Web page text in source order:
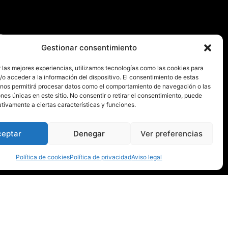
Gestionar consentimiento
las mejores experiencias, utilizamos tecnologías como las cookies para
o acceder a la información del dispositivo. El consentimiento de estas
permitirá procesar datos como el comportamiento de navegación o las
únicas en este sitio. No consentir o retirar el consentimiento, puede
a ciertas características y funciones.
Denegar Ver preferencias
Política de cookiesPolítica de privacidadAviso legal
Instituciones